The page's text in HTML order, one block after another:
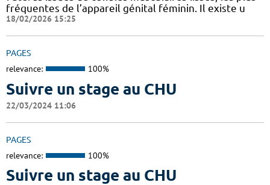
fréquentes de l’appareil génital féminin. Il existe u
18/02/2026 15:25
PAGES
relevance: 100%
Suivre un stage au CHU
22/03/2024 11:06
PAGES
relevance: 100%
Suivre un stage au CHU